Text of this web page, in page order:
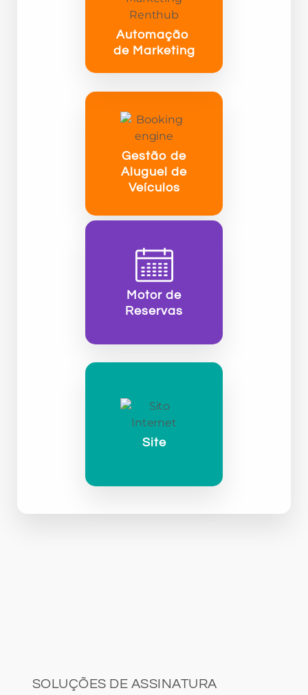
Gestão de
Aluguel de
Veículos
Motor de
Reservas
Site
Automação
de Marketing
SOLUÇÕES DE ASSINATURA